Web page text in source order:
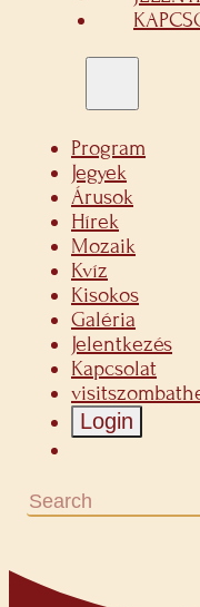
Program
Jegyek
Árusok
Hírek
Mozaik
Kvíz
Kisokos
Galéria
Jelentkezés
Kapcsolat
Login